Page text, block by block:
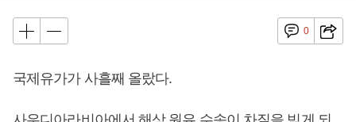
0
국제유가가 사흘째 올랐다.